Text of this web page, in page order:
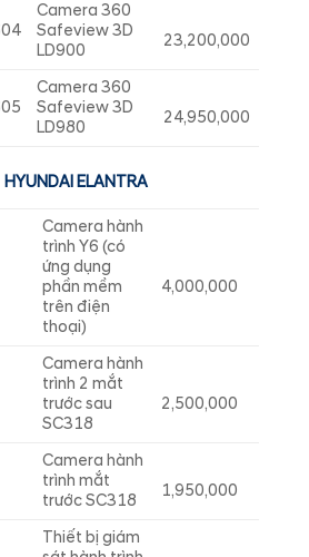
Camera 360
Safeview 3D
LD900
23,200,000
Camera 360
Safeview 3D
LD980
24,950,000
ELANTRA
Camera hành
trình Y6 (có
ứng dụng
phần mềm
trên điện
thoại)
4,000,000
Camera hành
trình 2 mắt
trước sau
SC318
2,500,000
Camera hành
trình mắt
trước SC318
1,950,000
Thiết bị giám